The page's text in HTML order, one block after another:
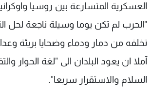
العسكرية المتسارعة بين روسيا
"الحرب لم تكن يوما وسيلة ناجعة لحل
تخلفه من دمار ودماء وضحايا بريئة
آملا ان يعود البلدان الى "لغة الحوار
السلام والاستقرار سريعا".